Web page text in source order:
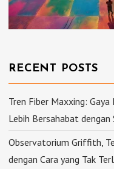
RECENT POSTS
Tren Fiber Maxxing:
Lebih Bersahabat dengan
Observatorium Griffith,
dengan Cara yang Tak